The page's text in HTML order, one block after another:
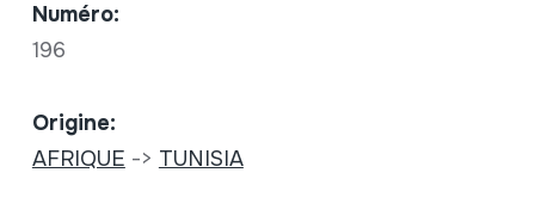
Numéro:
196
Origine:
AFRIQUE -> TUNISIA